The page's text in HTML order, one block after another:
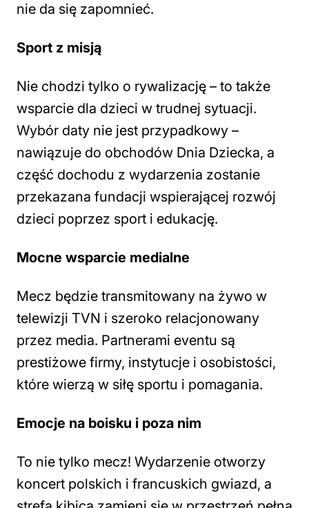
nie da się zapomnieć.
Sport z misją
Nie chodzi tylko o rywalizację – to także
wsparcie dla dzieci w trudnej sytuacji.
Wybór daty nie jest przypadkowy –
nawiązuje do obchodów Dnia Dziecka, a
część dochodu z wydarzenia zostanie
przekazana fundacji wspierającej rozwój
dzieci poprzez sport i edukację.
Mocne wsparcie medialne
Mecz będzie transmitowany na żywo w
telewizji TVN i szeroko relacjonowany
przez media. Partnerami eventu są
prestiżowe firmy, instytucje i osobistości,
które wierzą w siłę sportu i pomagania.
Emocje na boisku i poza nim
To nie tylko mecz! Wydarzenie otworzy
koncert polskich i francuskich gwiazd, a